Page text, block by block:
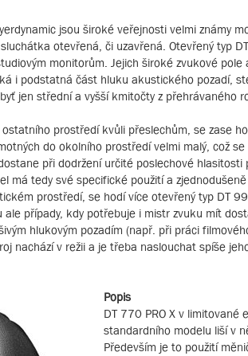
jsou široké veřejnosti velmi známy
otevřená, či uzavřená. Otevřený typ
monitorům. Jejich široké zvukové pole
i podstatná část hluku akustického pozadí,
jen střední a vyšší kmitočty z přehrávaného
prostředí kvůli přeslechům, se zase
do okolního prostředí velmi malý, což
při dodržení určité poslechové hlasitosti
má tedy své specifické použití a
prostředí, se hodí více otevřený typ DT
případy, kdy potřebuje i mistr zvuku mít
hlukovým pozadím (např. při práci
nachází v režii a je třeba naslouchat spíše
Popis
DT 770 PRO X v limitované
standardního modelu liší v
Především je to použití